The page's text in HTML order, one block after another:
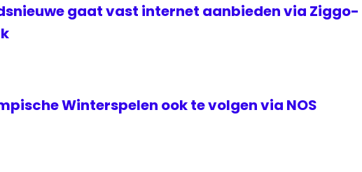
gaat vast internet aanbieden via Ziggo-
Winterspelen ook te volgen via NOS